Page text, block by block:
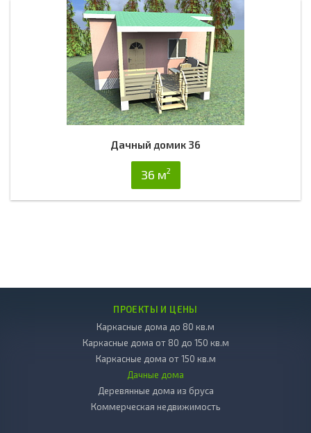
Дачный домик 36
36 м2
ПРОЕКТЫ И ЦЕНЫ
Каркасные дома до 80 кв.м
Каркасные дома от 80 до 150 кв.м
Каркасные дома от 150 кв.м
Дачные дома
Деревянные дома из бруса
Коммерческая недвижимость